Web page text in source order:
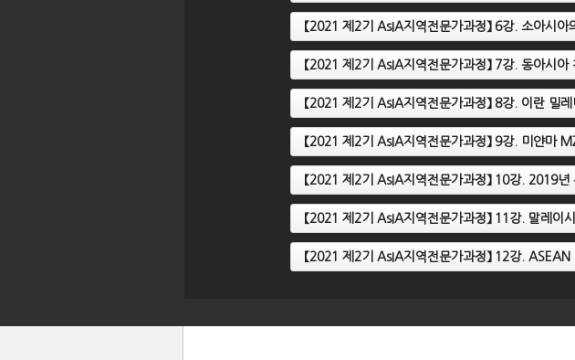
【2021 제2기 AsIA지역전문가과정】 6강. 소아시아
【2021 제2기 AsIA지역전문가과정】 7강. 동아시
【2021 제2기 AsIA지역전문가과정】 8강. 이란 밀
【2021 제2기 AsIA지역전문가과정】 9강. 미얀마
【2021 제2기 AsIA지역전문가과정】 10강. 2019
【2021 제2기 AsIA지역전문가과정】 11강. 말레이
【2021 제2기 AsIA지역전문가과정】 12강.